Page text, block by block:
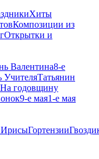
Хиты
Композиции из
Открытки и
Валентина8-е
УчителяТатьянин
На годовщину
9-е мая1-е мая
ИрисыГортензии